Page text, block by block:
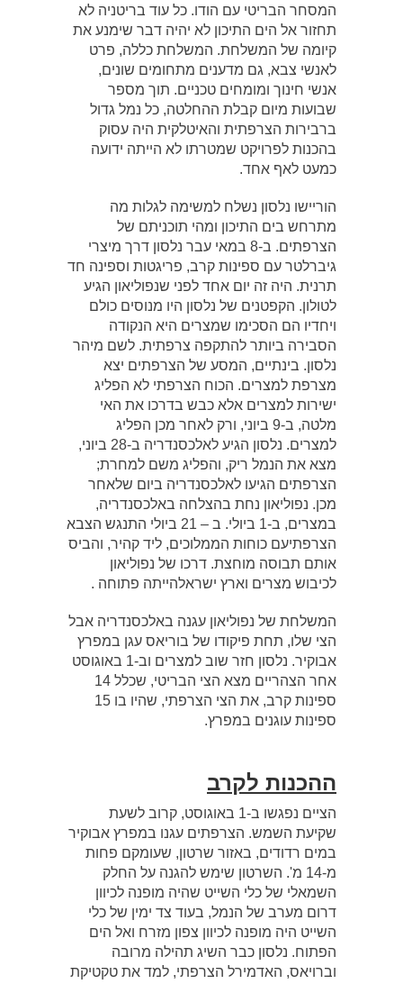
המסחר הבריטי עם הודו. כל עוד בריטניה לא
תחזור אל הים התיכון לא יהיה דבר שימנע את
קיומה של המשלחת. המשלחת כללה, פרט
לאנשי צבא, גם מדענים מתחומים שונים,
אנשי חינוך ומומחים טכניים. תוך מספר
שבועות מיום קבלת ההחלטה, כל נמל גדול
ברבירות הצרפתית והאיטלקית היה עסוק
בהכנות לפרויקט שמטרתו לא הייתה ידועה
כמעט לאף אחד.
הוריישו נלסון נשלח למשימה לגלות מה
מתרחש בים התיכון ומהי תוכניתם של
הצרפתים. ב-8 במאי עבר נלסון דרך מיצרי
גיברלטר עם ספינות קרב, פריגטות וספינה חד
תרנית. היה זה יום אחד לפני שנפוליאון הגיע
לטולון. הקפטנים של נלסון היו מנוסים כולם
ויחדיו הם הסכימו שמצרים היא הנקודה
הסבירה ביותר להתקפה צרפתית. לשם מיהר
נלסון. בינתיים, המסע של הצרפתים יצא
מצרפת למצרים. הכוח הצרפתי לא הפליג
ישירות למצרים אלא כבש בדרכו את האי
מלטה, ב-9 ביוני, ורק לאחר מכן הפליג
למצרים. נלסון הגיע לאלכסנדריה ב-28 ביוני,
מצא את הנמל ריק, והפליג משם למחרת;
הצרפתים הגיעו לאלכסנדריה ביום שלאחר
מכן. נפוליאון נחת בהצלחה באלכסנדריה,
במצרים, ב-1 ביולי. ב – 21 ביולי התנגש הצבא
הצרפתיעם כוחות הממלוכים, ליד קהיר, והביס
אותם תבוסה מוחצת. דרכו של נפוליאון
לכיבוש מצרים וארץ ישראלהייתה פתוחה .
המשלחת של נפוליאון עגנה באלכסנדריה אבל
הצי שלו, תחת פיקודו של בוריאס עגן במפרץ
אבוקיר. נלסון חזר שוב למצרים וב-1 באוגוסט
אחר הצהריים מצא הצי הבריטי, שכלל 14
ספינות קרב, את הצי הצרפתי, שהיו בו 15
ספינות עוגנים במפרץ.
ההכנות לקרב
הציים נפגשו ב-1 באוגוסט, קרוב לשעת
שקיעת השמש. הצרפתים עגנו במפרץ אבוקיר
במים רדודים, באזור שרטון, שעומקם פחות
מ-14 מ'. השרטון שימש להגנה על החלק
השמאלי של כלי השייט שהיה מופנה לכיוון
דרום מערב של הנמל, בעוד צד ימין של כלי
השייט היה מופנה לכיוון צפון מזרח ואל הים
הפתוח. נלסון כבר השיג תהילה מרובה
וברויאס, האדמירל הצרפתי, למד את טקטיקת